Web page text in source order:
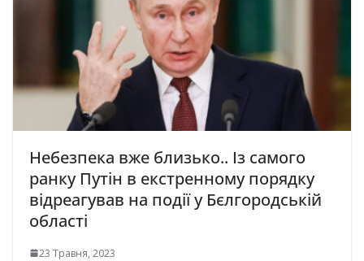
Небезпека вже близько.. Із самого
ранку Путін в екстренному порядку
відреагував на події у Бєлгородській
області
23 Травня, 2023